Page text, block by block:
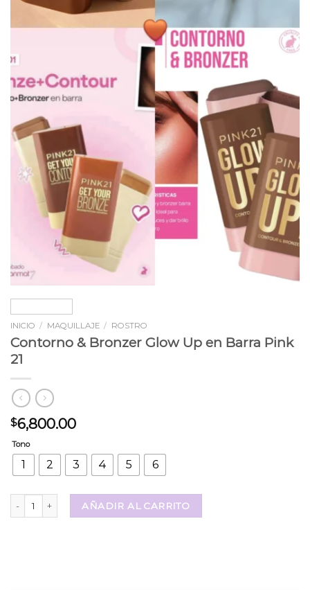
INICIO / MAQUILLAJE / ROSTRO
Contorno & Bronzer Glow Up en Barra Pink
21
$6,800.00
Tono
1 2 3 4 5 6
Contorno & Bronzer Glow Up en Barra Pink 21 cantidad
AÑADIR AL CARRITO